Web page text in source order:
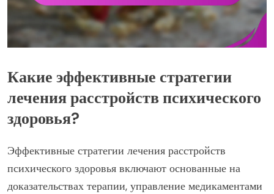
Какие эффективные стратегии
лечения расстройств психического
здоровья?
Эффективные стратегии лечения расстройств
психического здоровья включают основанные на
доказательствах терапии, управление медикаментами